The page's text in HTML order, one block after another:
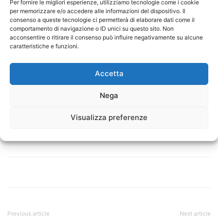
Per fornire le migliori esperienze, utilizziamo tecnologie come i cookie
per memorizzare e/o accedere alle informazioni del dispositivo. Il
consenso a queste tecnologie ci permetterà di elaborare dati come il
comportamento di navigazione o ID unici su questo sito. Non
acconsentire o ritirare il consenso può influire negativamente su alcune
caratteristiche e funzioni.
Accetta
Nega
Visualizza preferenze
Previous article Next article